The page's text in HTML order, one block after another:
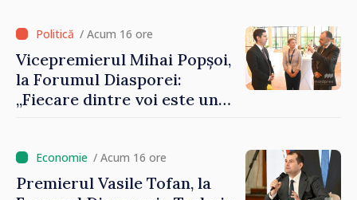
/ Acum 16 ore
Vicepremierul Mihai Popșoi,
la Forumul Diasporei:
„Fiecare dintre voi este un
imaginii Republicii Moldova”
/ Acum 16 ore
Premierul Vasile Tofan, la